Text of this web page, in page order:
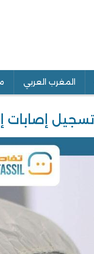
المغرب العربي
تسجيل إصابات